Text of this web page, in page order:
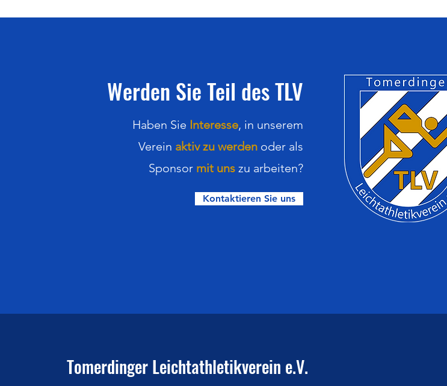
Werden Sie Teil des TLV
Haben Sie Interesse, in unserem
Verein aktiv zu werden oder als
Sponsor mit uns zu arbeiten?
Kontaktieren Sie uns
Tomerdinger Leichtathletikverein e.V.